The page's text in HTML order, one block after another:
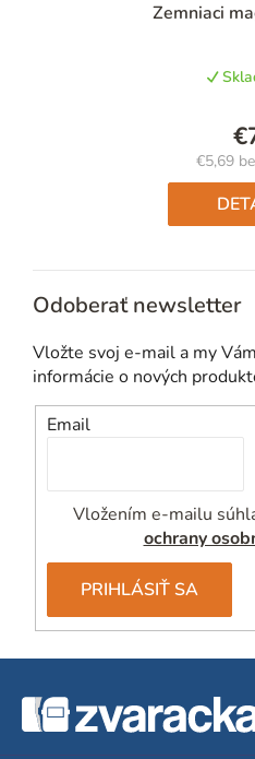
Zemniaci
€5,69
Odoberať newsletter
Vložte svoj e-mail a my
informácie o nových
Email
Vložením e-mailu
ochrany
PRIHLÁSIŤ SA